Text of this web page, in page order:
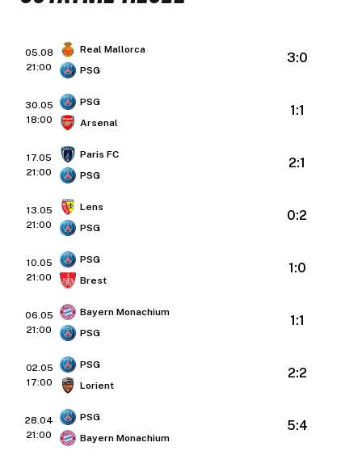
05.08
21:00
Real Mallorca
PSG
3:0
30.05
18:00
PSG
Arsenal
1:1
17.05
21:00
Paris FC
PSG
2:1
13.05
21:00
Lens
PSG
0:2
10.05
21:00
PSG
Brest
1:0
06.05
21:00
Bayern Monachium
PSG
1:1
02.05
17:00
PSG
Lorient
2:2
28.04
21:00
PSG
Bayern Monachium
5:4